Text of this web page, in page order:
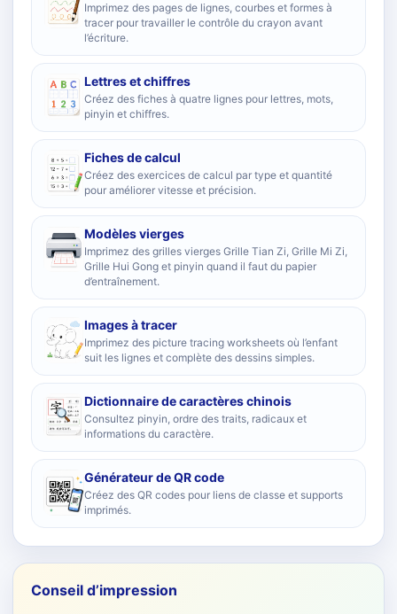
Imprimez des pages de lignes, courbes et formes à
tracer pour travailler le contrôle du crayon avant
l’écriture.
Lettres et chiffres
Créez des fiches à quatre lignes pour lettres, mots,
pinyin et chiffres.
Fiches de calcul
Créez des exercices de calcul par type et quantité
pour améliorer vitesse et précision.
Modèles vierges
Imprimez des grilles vierges Grille Tian Zi, Grille Mi Zi,
Grille Hui Gong et pinyin quand il faut du papier
d’entraînement.
Images à tracer
Imprimez des picture tracing worksheets où l’enfant
suit les lignes et complète des dessins simples.
Dictionnaire de caractères chinois
Consultez pinyin, ordre des traits, radicaux et
informations du caractère.
Générateur de QR code
Créez des QR codes pour liens de classe et supports
imprimés.
Conseil d’impression